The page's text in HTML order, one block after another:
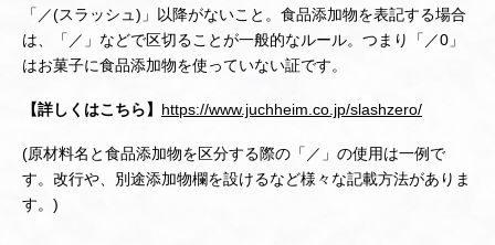
「／(スラッシュ)」以降がないこと。食品添加物を表記する場合
は、「／」などで区切ることが一般的なルール。つまり「／0」
はお菓子に食品添加物を使っていない証です。
【詳しくはこちら】 https://www.juchheim.co.jp/slashzero/
(原材料名と食品添加物を区分する際の「／」の使用は一例で
す。改行や、別途添加物欄を設けるなど様々な記載方法がありま
す。)